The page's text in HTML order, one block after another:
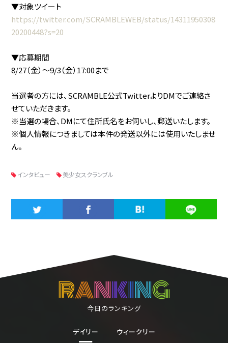
▼対象ツイート
https://twitter.com/SCRAMBLEWEB/status/14311950308
20200448?s=20
▼応募期間
8/27（金）〜9/3（金）17:00まで
当選者の方には、SCRAMBLE公式TwitterよりDMでご連絡さ
せていただきます。
※当選の場合、DMにて住所氏名をお伺いし、郵送いたします。
※個人情報につきましては本件の発送以外には使用いたしませ
ん。
インタビュー 美少女スクランブル
RANKING
今日のランキング
デイリー ウィークリー